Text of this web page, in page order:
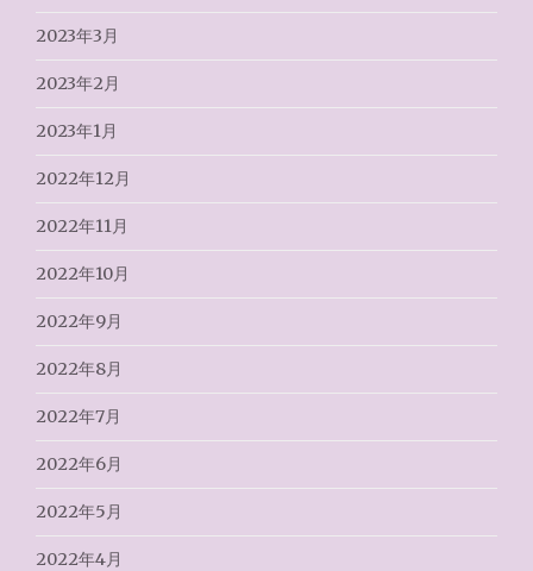
2023年3月
2023年2月
2023年1月
2022年12月
2022年11月
2022年10月
2022年9月
2022年8月
2022年7月
2022年6月
2022年5月
2022年4月